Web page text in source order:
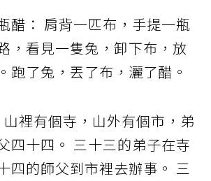
醋： 肩背一匹布，手提一瓶
，看見一隻兔，卸下布，放
跑了兔，丟了布，灑了醋。
山裡有個寺，山外有個市，弟
四十四。 三十三的弟子在寺
四的師父到市裡去辦事。 三